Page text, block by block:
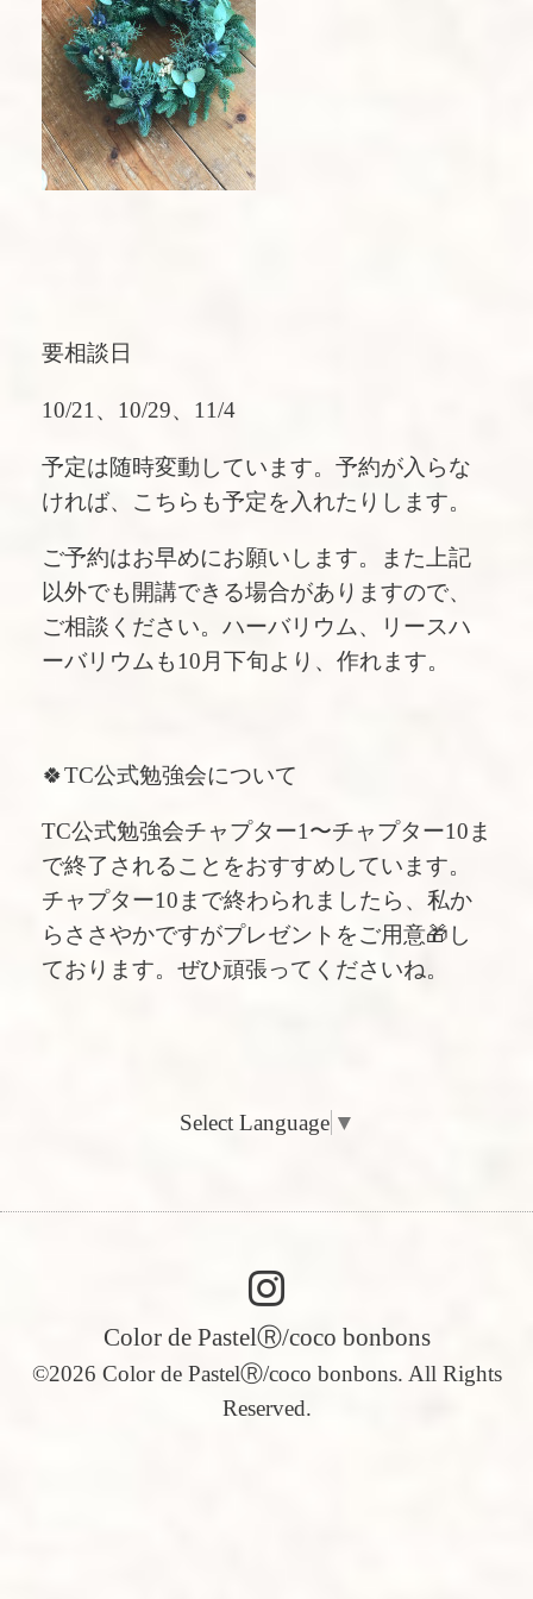
要相談日
10/21、10/29、11/4
予定は随時変動しています。予約が入らな
ければ、こちらも予定を入れたりします。
ご予約はお早めにお願いします。また上記
以外でも開講できる場合がありますので、
ご相談ください。ハーバリウム、リースハ
ーバリウムも10月下旬より、作れます。
🍀TC公式勉強会について
TC公式勉強会チャプター1〜チャプター10ま
で終了されることをおすすめしています。
チャプター10まで終わられましたら、私か
らささやかですがプレゼントをご用意🎁し
ております。ぜひ頑張ってくださいね。
Select Language ▼
Color de PastelⓇ/coco bonbons
©2026 Color de PastelⓇ/coco bonbons. All Rights
Reserved.